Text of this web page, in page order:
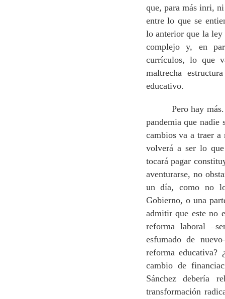
que, para más inri,
entre lo que se
lo anterior que la
complejo y, en
currículos, lo que
maltrecha
educativo.
Pero hay más.
pandemia que nadie
cambios va a traer a
volverá a ser lo
tocará pagar
aventurarse, no
un día, como no
Gobierno, o una
admitir que este no
reforma laboral
esfumado de
reforma
cambio de
Sánchez debería
transformación